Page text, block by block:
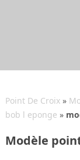
Point De Croix»
bob l eponge »
Modèle